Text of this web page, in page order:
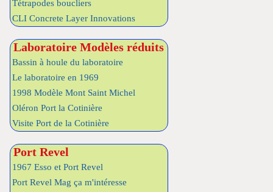
Tétrapodes boucliers
CLI Concrete Layer Innovations
Laboratoire Modèles réduits
Bassin à houle du laboratoire
Le laboratoire en 1969
1998 Modèle Mont Saint Michel
Oléron Port la Cotinière
Visite Port de la Cotinière
Port Revel
1967 Esso et Port Revel
Port Revel Mag ça m'intéresse